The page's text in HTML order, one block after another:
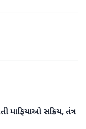
માફિયાઓ સક્રિય, તંત્ર